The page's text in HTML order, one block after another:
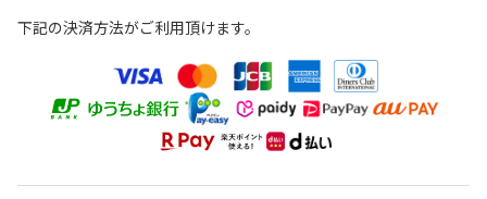
下記の決済方法がご利用頂けます。